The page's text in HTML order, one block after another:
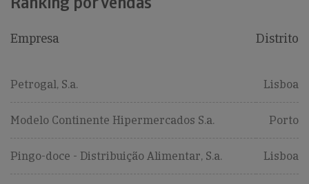
Empresa Distrito
Petrogal, S.a. Lisboa
Modelo Continente Hipermercados S.a. Porto
Pingo-doce - Distribuição Alimentar, S.a. Lisboa